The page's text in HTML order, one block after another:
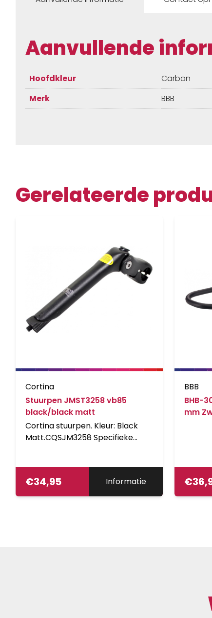
Aanvullende
Hoofdkleur
Carbon
Merk
BBB
Gerelateerde
Cortina
Stuurpen JMST3258 vb85
black/black matt
Cortina stuurpen. Kleur: Black
Matt.CQSJM3258 Specifieke
€34,95 Informatie
BBB
BHB-
mm
€